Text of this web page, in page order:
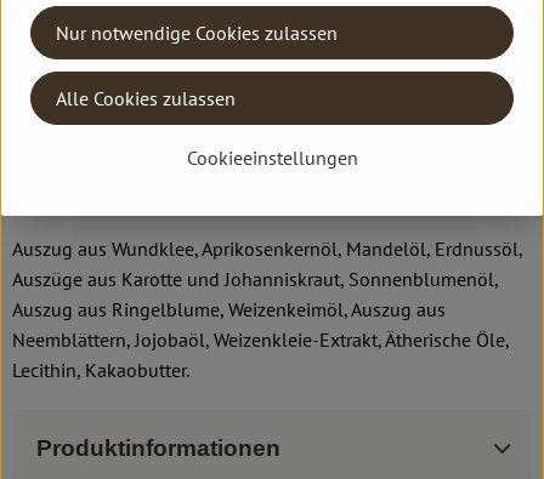
starker Verhornung entgegen.
In Verbindung mit der Rosen Tagescreme schützt das
Gesichtsöl die empfindliche, gerötete Haut vor
Witterungseinflüssen.
Tagespflege angewendet, einen zusätzlichen Kälteschutz
Auszug aus Wundklee, Aprikosenkernöl, Mandelöl, Erdnussöl,
Auszüge aus Karotte und Johanniskraut, Sonnenblumenöl,
Auszug aus Ringelblume, Weizenkeimöl, Auszug aus
Neemblättern, Jojobaöl, Weizenkleie-Extrakt, Ätherische Öle,
Lecithin, Kakaobutter.
Produktinformationen
Cookieeinstellungen
Nur notwendige Cookies zulassen
Alle Cookies zulassen